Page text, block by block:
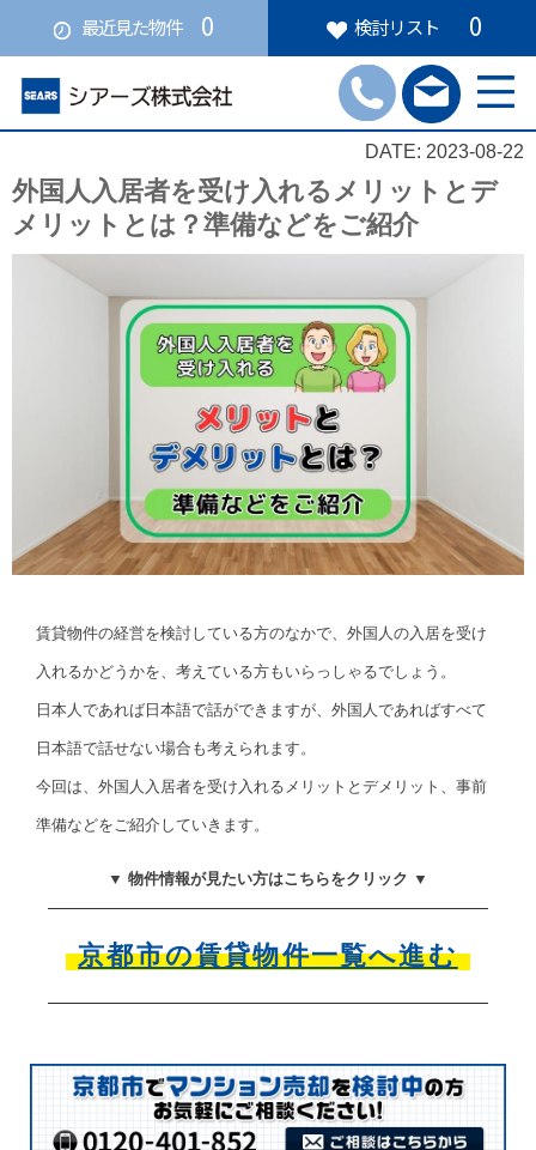
最近見た物件 0 検討リスト 0
DATE: 2023-08-22
外国人入居者を受け入れるメリットとデ
メリットとは？準備などをご紹介
賃貸物件の経営を検討している方のなかで、外国人の入居を受け
入れるかどうかを、考えている方もいらっしゃるでしょう。
日本人であれば日本語で話ができますが、外国人であればすべて
日本語で話せない場合も考えられます。
今回は、外国人入居者を受け入れるメリットとデメリット、事前
準備などをご紹介していきます。
▼ 物件情報が見たい方はこちらをクリック ▼
京都市の賃貸物件一覧へ進む